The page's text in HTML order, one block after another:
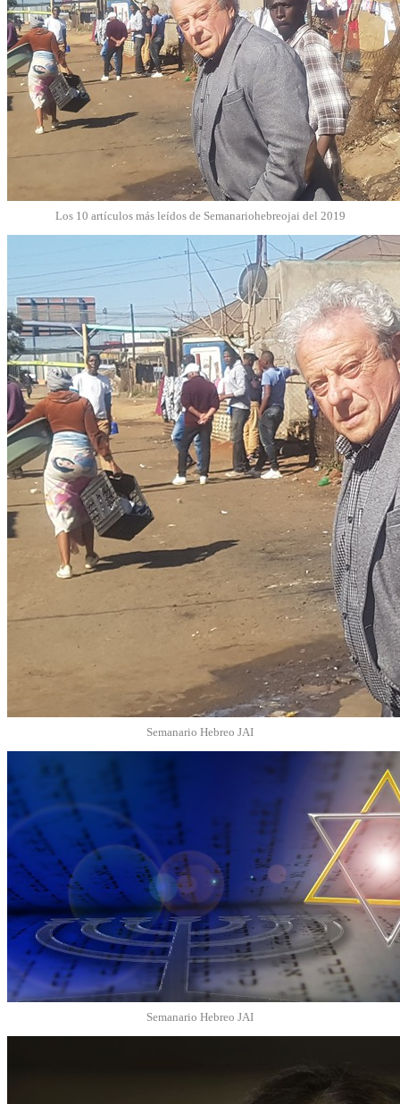
Los 10 artículos más leídos de Semanariohebreojai del 2019
Semanario Hebreo JAI
Semanario Hebreo JAI